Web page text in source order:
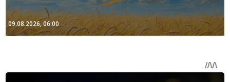
09.08.2026, 06:00